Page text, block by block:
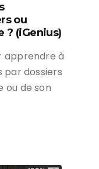
ou
? (iGenius)
apprendre à
par dossiers
ou de son